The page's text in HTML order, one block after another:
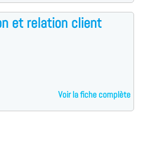
et relation client
Voir la fiche complète